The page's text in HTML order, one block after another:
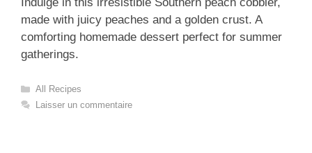
Indulge in this irresistible Southern peach cobbler,
made with juicy peaches and a golden crust. A
comforting homemade dessert perfect for summer
gatherings.
Catégories
All Recipes
Laisser un commentaire